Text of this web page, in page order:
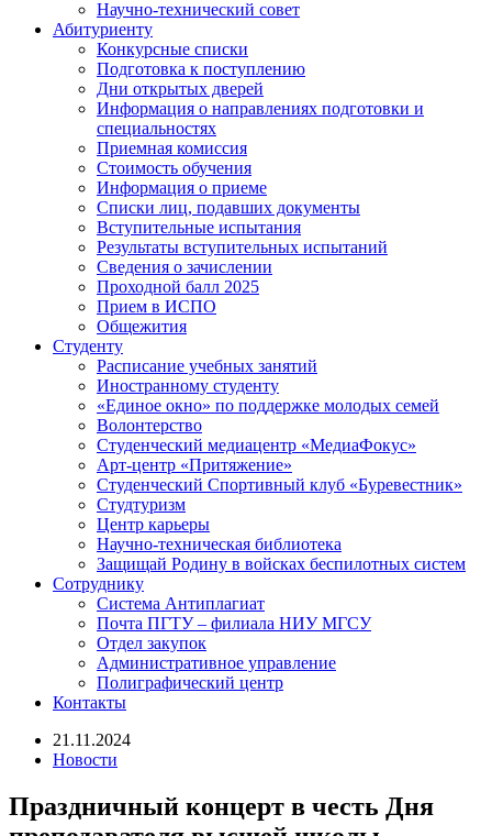
Научно-технический совет
Абитуриенту
Конкурсные списки
Подготовка к поступлению
Дни открытых дверей
Информация о направлениях подготовки и
специальностях
Приемная комиссия
Стоимость обучения
Информация о приеме
Списки лиц, подавших документы
Вступительные испытания
Результаты вступительных испытаний
Сведения о зачислении
Проходной балл 2025
Прием в ИСПО
Общежития
Студенту
Расписание учебных занятий
Иностранному студенту
«Единое окно» по поддержке молодых семей
Волонтерство
Студенческий медиацентр «МедиаФокус»
Арт-центр «Притяжение»
Студенческий Спортивный клуб «Буревестник»
Студтуризм
Центр карьеры
Научно-техническая библиотека
Защищай Родину в войсках беспилотных систем
Сотруднику
Система Антиплагиат
Почта ПГТУ – филиала НИУ МГСУ
Отдел закупок
Административное управление
Полиграфический центр
Контакты
21.11.2024
Новости
Праздничный концерт в честь Дня